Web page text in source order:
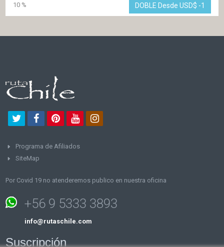
DOBLE Desde USD$ -1
10 %
Programa de Afiliados
SiteMap
Por Covid 19 no atenderemos publico en nuestra oficina
+56 9 5333 3893
info@rutaschile.com
Suscripción